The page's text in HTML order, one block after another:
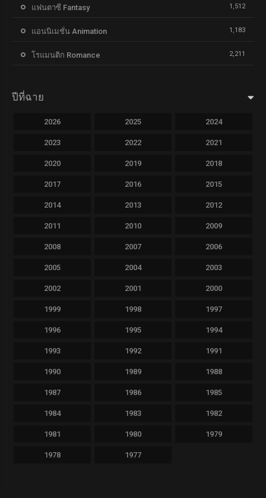
แฟนตาซี Fantasy 1,512
แอนนิเมชั่น Animation 1,183
โรแมนติก Romance 2,211
ปีที่ฉาย
2026 2025 2024
2023 2022 2021
2020 2019 2018
2017 2016 2015
2014 2013 2012
2011 2010 2009
2008 2007 2006
2005 2004 2003
2002 2001 2000
1999 1998 1997
1996 1995 1994
1993 1992 1991
1990 1989 1988
1987 1986 1985
1984 1983 1982
1981 1980 1979
1978 1977